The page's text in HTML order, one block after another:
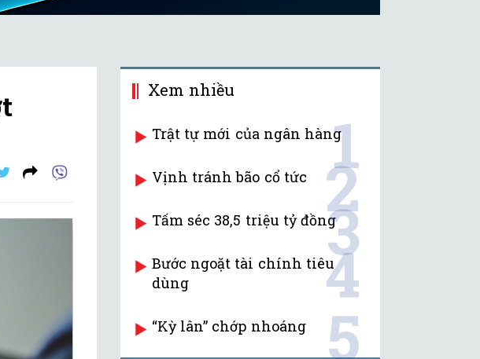
Xem nhiều
Trật tự mới của ngân hàng1
Vịnh tránh bão cổ tức 2
Tấm séc 38,5 triệu tỷ đồng3
Bước ngoặt tài chính tiêu
dùng
4
“Kỳ lân” chớp nhoáng 5